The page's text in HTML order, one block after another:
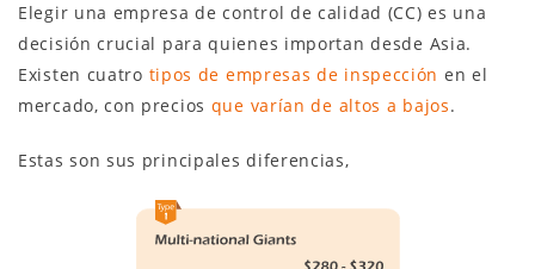
Elegir una empresa de control de calidad (CC) es una
decisión crucial para quienes importan desde Asia.
Existen cuatro tipos de empresas de inspección en el
mercado, con precios que varían de altos a bajos.
Estas son sus principales diferencias,